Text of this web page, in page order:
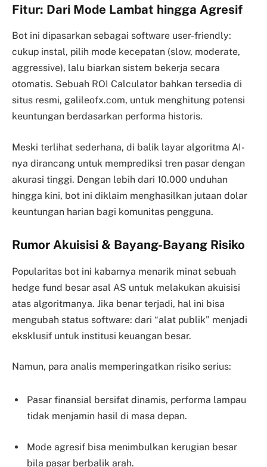
Fitur: Dari Mode Lambat hingga Agresif
Bot ini dipasarkan sebagai software user-friendly:
cukup instal, pilih mode kecepatan (slow, moderate,
aggressive), lalu biarkan sistem bekerja secara
otomatis. Sebuah ROI Calculator bahkan tersedia di
situs resmi, galileofx.com, untuk menghitung potensi
keuntungan berdasarkan performa historis.
Meski terlihat sederhana, di balik layar algoritma AI-
nya dirancang untuk memprediksi tren pasar dengan
akurasi tinggi. Dengan lebih dari 10.000 unduhan
hingga kini, bot ini diklaim menghasilkan jutaan dolar
keuntungan harian bagi komunitas pengguna.
Rumor Akuisisi & Bayang-Bayang Risiko
Popularitas bot ini kabarnya menarik minat sebuah
hedge fund besar asal AS untuk melakukan akuisisi
atas algoritmanya. Jika benar terjadi, hal ini bisa
mengubah status software: dari “alat publik” menjadi
eksklusif untuk institusi keuangan besar.
Namun, para analis memperingatkan risiko serius:
Pasar finansial bersifat dinamis, performa lampau
tidak menjamin hasil di masa depan.
Mode agresif bisa menimbulkan kerugian besar
bila pasar berbalik arah.